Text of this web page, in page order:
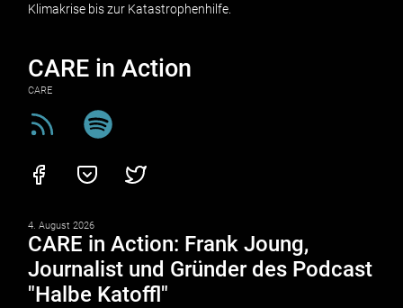
Klimakrise bis zur Katastrophenhilfe.
CARE in Action
CARE
4. August 2026
CARE in Action: Frank Joung,
Journalist und Gründer des Podcast
"Halbe Katoffl"